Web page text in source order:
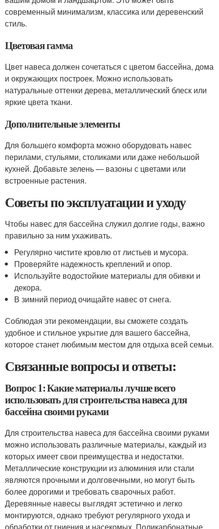
современный минимализм, классика или деревенский
стиль.
Цветовая гамма
Цвет навеса должен сочетаться с цветом бассейна, дома
и окружающих построек. Можно использовать
натуральные оттенки дерева, металлический блеск или
яркие цвета ткани.
Дополнительные элементы
Для большего комфорта можно оборудовать навес
перилами, стульями, столиками или даже небольшой
кухней. Добавьте зелень — вазоны с цветами или
встроенные растения.
Советы по эксплуатации и уходу
Чтобы навес для бассейна служил долгие годы, важно
правильно за ним ухаживать.
Регулярно чистите кровлю от листьев и мусора.
Проверяйте надежность креплений и опор.
Используйте водостойкие материалы для обивки и
декора.
В зимний период очищайте навес от снега.
Соблюдая эти рекомендации, вы сможете создать
удобное и стильное укрытие для вашего бассейна,
которое станет любимым местом для отдыха всей семьи.
Связанные вопросы и ответы:
Вопрос 1: Какие материалы лучше всего
использовать для строительства навеса для
бассейна своими руками
Для строительства навеса для бассейна своими руками
можно использовать различные материалы, каждый из
которых имеет свои преимущества и недостатки.
Металлические конструкции из алюминия или стали
являются прочными и долговечными, но могут быть
более дорогими и требовать сварочных работ.
Деревянные навесы выглядят эстетично и легко
монтируются, однако требуют регулярного ухода и